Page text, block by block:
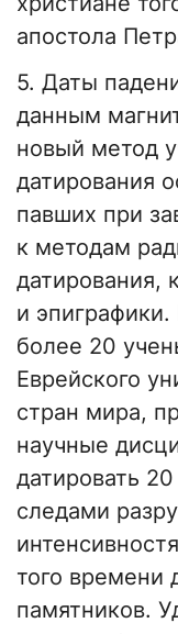
апостола
5. Даты
данным
новый метод
датирования
павших при
к методам
датирования,
и
более 20
Еврейского
стран мира,
научные
датировать
следами
того времени
памятников.